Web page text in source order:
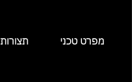
מפרט טכני תצורות